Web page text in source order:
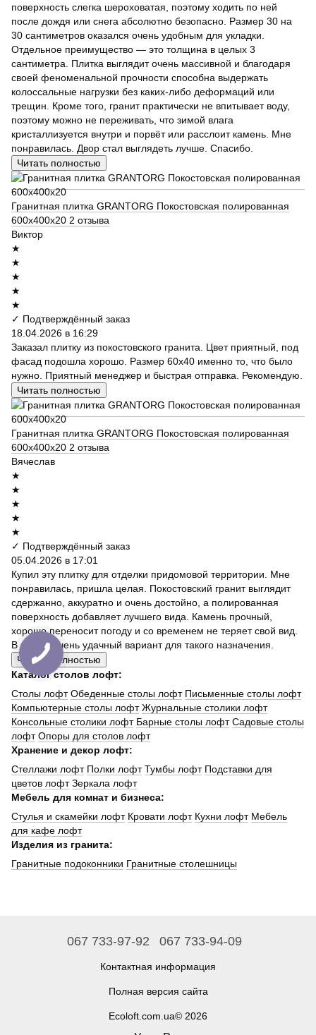
поверхность слегка шероховатая, поэтому ходить по ней
после дождя или снега абсолютно безопасно. Размер 30 на
30 сантиметров оказался очень удобным для укладки.
Отдельное преимущество — это толщина в целых 3
сантиметра. Плитка выглядит очень массивной и благодаря
своей феноменальной прочности способна выдержать
колоссальные нагрузки без каких-либо деформаций или
трещин. Кроме того, гранит практически не впитывает воду,
поэтому можно не переживать, что зимой влага
кристаллизуется внутри и порвёт или расслоит камень. Мне
понравилась. Двор стал выглядеть лучше. Спасибо.
Читать полностью
Гранитная плитка GRANTORG Покостовская полированная
600x400x20 2 отзыва
Виктор
★
★
★
★
★
✓ Подтверждённый заказ
18.04.2026 в 16:29
Заказал плитку из покостовского гранита. Цвет приятный, под
фасад подошла хорошо. Размер 60х40 именно то, что было
нужно. Приятный менеджер и быстрая отправка. Рекомендую.
Читать полностью
Гранитная плитка GRANTORG Покостовская полированная
600x400x20 2 отзыва
Вячеслав
★
★
★
★
★
✓ Подтверждённый заказ
05.04.2026 в 17:01
Купил эту плитку для отделки придомовой территории. Мне
понравилась, пришла целая. Покостовский гранит выглядит
сдержанно, аккуратно и очень достойно, а полированная
поверхность добавляет лучшего вида. Камень прочный,
хорошо переносит погоду и со временем не теряет свой вид.
В целом очень удачный вариант для такого назначения.
Читать полностью
Каталог столов лофт:
Cтолы лофт Обеденные столы лофт Письменные столы лофт
Компьютерные столы лофт Журнальные столики лофт
Консольные столики лофт Барные столы лофт Садовые столы
лофт Опоры для столов лофт
Хранение и декор лофт:
Стеллажи лофт Полки лофт Тумбы лофт Подставки для
цветов лофт Зеркала лофт
Мебель для комнат и бизнеса:
Стулья и скамейки лофт Кровати лофт Кухни лофт Мебель
для кафе лофт
Изделия из гранита:
Гранитные подоконники Гранитные столешницы
067 733-97-92 067 733-94-09
Контактная информация
Полная версия сайта
Ecoloft.com.ua© 2026